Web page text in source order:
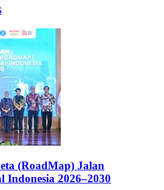
(RoadMap) Jalan
2026–2030